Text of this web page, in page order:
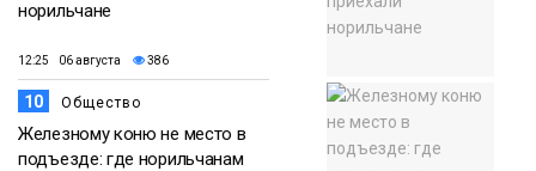
норильчане
12:25 06 августа 386
10 Общество
Железному коню не место в
подъезде: где норильчанам